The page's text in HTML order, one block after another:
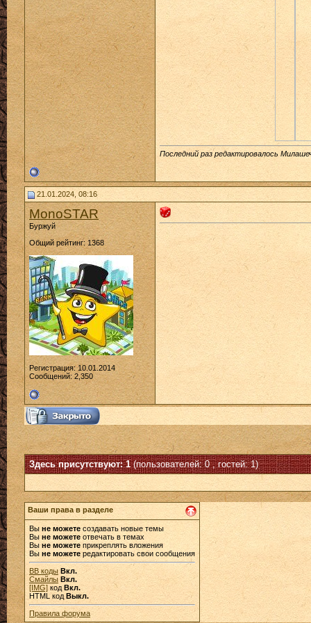
Последний раз редактировалось
21.01.2024, 08:16
MonoSTAR
Буржуй
Общий рейтинг: 1368
Регистрация: 10.01.2014
Сообщений: 2,350
Здесь присутствуют: 1(пользователей: 0 , гостей: 1)
Ваши права в разделе
Вы не можете создавать новые темы
Выне можете отвечать в темах
Выне можете прикреплять вложения
Вы не можетередактировать свои сообщения
BB коды Вкл.
Смайлы Вкл.
[IMG] код Вкл.
HTML код Выкл.
Правила форума